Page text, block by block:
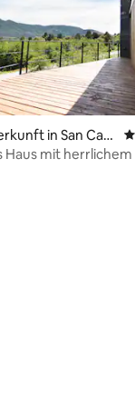
in San Carl
Haus mit herrlichem